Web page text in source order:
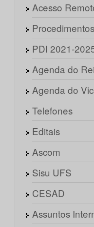
Acesso
PDI 2021-
Agenda do
Agenda do
Telefones
Editais
Ascom
Sisu UFS
CESAD
Assuntos